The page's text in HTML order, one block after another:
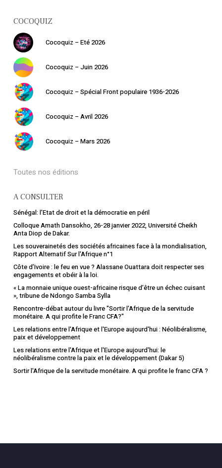
Votre panier est vide.
COCOQUIZ
Cocoquiz – Eté 2026
Cocoquiz – Juin 2026
Cocoquiz – Spécial Front populaire 1936-2026
Cocoquiz – Avril 2026
Cocoquiz – Mars 2026
Toutes nos éditions
A CONSULTER
Sénégal: l’Etat de droit et la démocratie en péril
Colloque Amath Dansokho, 26-28 janvier 2022, Université Cheikh
Anta Diop de Dakar.
Les souverainetés des sociétés africaines face à la mondialisation,
Rapport Alternatif Sur l'Afrique n°1
Côte d’Ivoire : le feu en vue ? Alassane Ouattara doit respecter ses
engagements et obéir à la loi.
« La monnaie unique ouest-africaine risque d’être un échec cuisant
», tribune de Ndongo Samba Sylla
Rencontre-débat autour du livre "Sortir l'Afrique de la servitude
monétaire. A qui profite le Franc CFA?"
Les relations entre l'Afrique et l'Europe aujourd'hui : Néolibéralisme,
paix et développement
Les relations entre l'Afrique et l'Europe aujourd'hui: le
néolibéralisme contre la paix et le développement (Dakar 5)
Sortir l'Afrique de la servitude monétaire. A qui profite le franc CFA ?